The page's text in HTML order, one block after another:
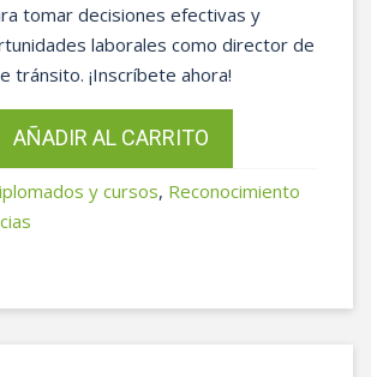
tomar decisiones efectivas y
laborales como director de
tránsito. ¡Inscríbete ahora!
AÑADIR AL CARRITO
y cursos, Reconocimiento